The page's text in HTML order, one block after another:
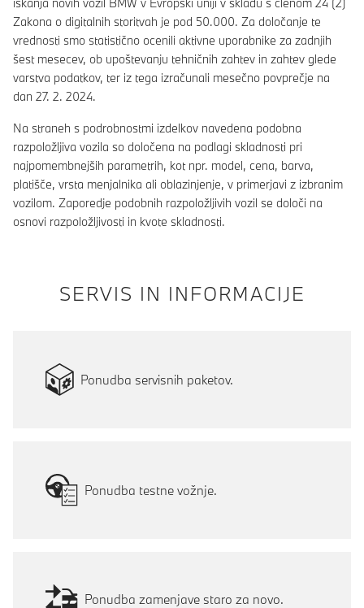
Zakona o digitalnih storitvah je pod 50.000. Za določanje te
vrednosti smo statistično ocenili aktivne uporabnike za zadnjih
šest mesecev, ob upoštevanju tehničnih zahtev in zahtev glede
varstva podatkov, ter iz tega izračunali mesečno povprečje na
dan 27. 2. 2024.
Na straneh s podrobnostmi izdelkov navedena podobna
razpoložljiva vozila so določena na podlagi skladnosti pri
najpomembnejših parametrih, kot npr. model, cena, barva,
platišče, vrsta menjalnika ali oblazinjenje, v primerjavi z izbranim
vozilom. Zaporedje podobnih razpoložljivih vozil se določi na
osnovi razpoložljivosti in kvote skladnosti.
SERVIS IN INFORMACIJE
Ponudba servisnih paketov.
Ponudba testne vožnje.
Ponudba zamenjave staro za novo.